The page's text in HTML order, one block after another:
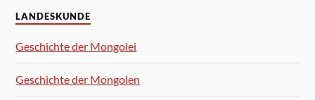
LANDESKUNDE
Geschichte der Mongolei
Geschichte der Mongolen